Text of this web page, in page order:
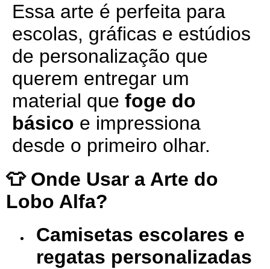
Essa arte é perfeita para
escolas, gráficas e estúdios
de personalização que
querem entregar um
material que foge do
básico e impressiona
desde o primeiro olhar.
👕 Onde Usar a Arte do
Lobo Alfa?
Camisetas escolares e
regatas personalizadas